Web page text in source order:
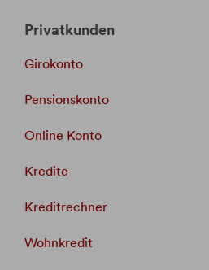
Privatkunden
Girokonto
Pensionskonto
Online Konto
Kredite
Kreditrechner
Wohnkredit